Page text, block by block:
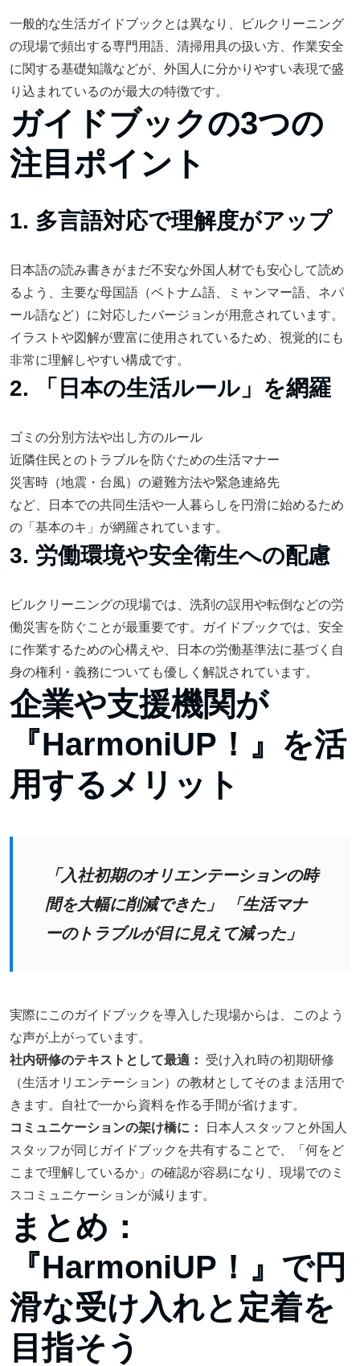
一般的な生活ガイドブックとは異なり、ビルクリーニング
の現場で頻出する専門用語、清掃用具の扱い方、作業安全
に関する基礎知識などが、外国人に分かりやすい表現で盛
り込まれているのが最大の特徴です。
ガイドブックの3つの
注目ポイント
1. 多言語対応で理解度がアップ
日本語の読み書きがまだ不安な外国人材でも安心して読め
るよう、主要な母国語（ベトナム語、ミャンマー語、ネパ
ール語など）に対応したバージョンが用意されています。
イラストや図解が豊富に使用されているため、視覚的にも
非常に理解しやすい構成です。
2. 「日本の生活ルール」を網羅
ゴミの分別方法や出し方のルール
近隣住民とのトラブルを防ぐための生活マナー
災害時（地震・台風）の避難方法や緊急連絡先
など、日本での共同生活や一人暮らしを円滑に始めるため
の「基本のキ」が網羅されています。
3. 労働環境や安全衛生への配慮
ビルクリーニングの現場では、洗剤の誤用や転倒などの労
働災害を防ぐことが最重要です。ガイドブックでは、安全
に作業するための心構えや、日本の労働基準法に基づく自
身の権利・義務についても優しく解説されています。
企業や支援機関が
『HarmoniUP！』を活
用するメリット
「入社初期のオリエンテーションの時
間を大幅に削減できた」
「生活マナ
ーのトラブルが目に見えて減った」
実際にこのガイドブックを導入した現場からは、このよう
な声が上がっています。
社内研修のテキストとして最適：
受け入れ時の初期研修
（生活オリエンテーション）の教材としてそのまま活用で
きます。自社で一から資料を作る手間が省けます。
コミュニケーションの架け橋に：
日本人スタッフと外国人
スタッフが同じガイドブックを共有することで、「何をど
こまで理解しているか」の確認が容易になり、現場でのミ
スコミュニケーションが減ります。
まとめ：
『HarmoniUP！』で円
滑な受け入れと定着を
目指そう